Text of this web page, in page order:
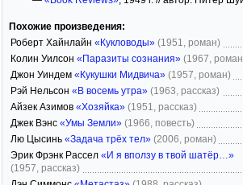
Похожие произведения:
Роберт Хайнлайн «Кукловоды» (1951, роман)
Колин Уилсон «Паразиты сознания» (1967,
Джон Уиндем «Кукушки Мидвича» (1957, роман)
Рэй Нельсон «В восемь утра» (1963, рассказ)
Айзек Азимов «Хозяйка» (1951, рассказ)
Джек Вэнс «Умы Земли» (1966, повесть)
Лю Цысинь «Задача трёх тел» (2006, роман)
Эрик Фрэнк Рассел «И я вползу в твой шатёр…»
(1957, рассказ)